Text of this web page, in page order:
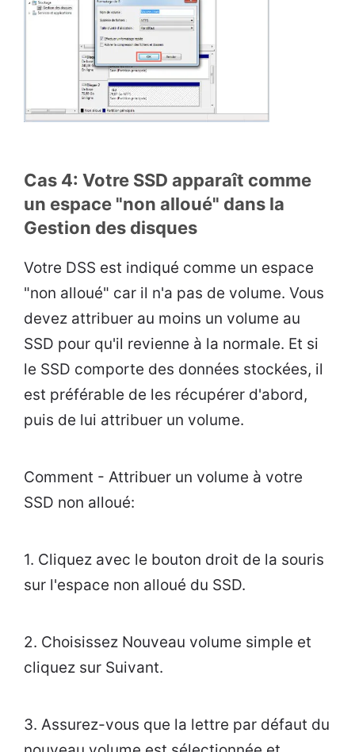
Cas 4: Votre SSD apparaît comme
un espace "non alloué" dans la
Gestion des disques
Votre DSS est indiqué comme un espace
"non alloué" car il n'a pas de volume. Vous
devez attribuer au moins un volume au
SSD pour qu'il revienne à la normale. Et si
le SSD comporte des données stockées, il
est préférable de les récupérer d'abord,
puis de lui attribuer un volume.
Comment - Attribuer un volume à votre
SSD non alloué:
1. Cliquez avec le bouton droit de la souris
sur l'espace non alloué du SSD.
2. Choisissez Nouveau volume simple et
cliquez sur Suivant.
3. Assurez-vous que la lettre par défaut du